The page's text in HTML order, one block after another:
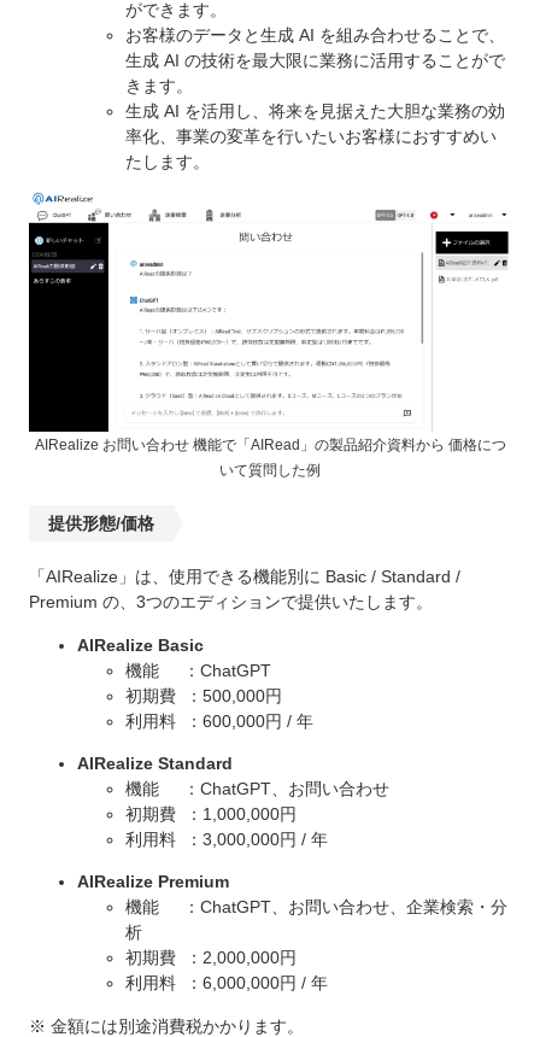
ができます。
お客様のデータと生成 AI を組み合わせることで、
生成 AI の技術を最大限に業務に活用することがで
きます。
生成 AI を活用し、将来を見据えた大胆な業務の効
率化、事業の変革を行いたいお客様におすすめい
たします。
AIRealize お問い合わせ 機能で「AIRead」の製品紹介資料から 価格につ
いて質問した例
提供形態/価格
「AIRealize」は、使用できる機能別に Basic / Standard /
Premium の、3つのエディションで提供いたします。
AIRealize Basic
機能 ：ChatGPT
初期費 ：500,000円
利用料 ：600,000円 / 年
AIRealize Standard
機能 ：ChatGPT、お問い合わせ
初期費 ：1,000,000円
利用料 ：3,000,000円 / 年
AIRealize Premium
機能 ：ChatGPT、お問い合わせ、企業検索・分
析
初期費 ：2,000,000円
利用料 ：6,000,000円 / 年
※ 金額には別途消費税かかります。